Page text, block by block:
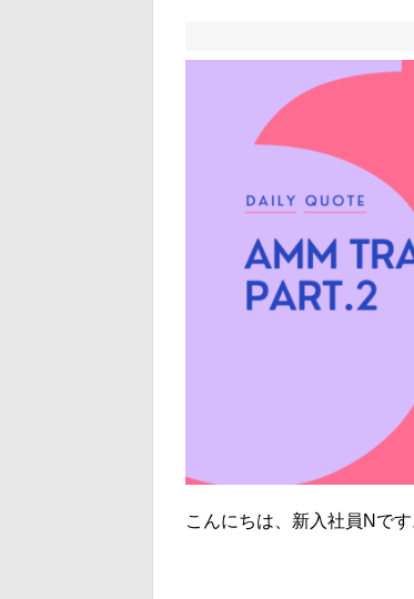
こんにちは、新入社員Nです